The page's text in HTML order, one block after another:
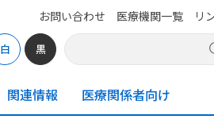
お問い合わせ 医療機関一覧 リ
白 黒
関連情報 医療関係者向け